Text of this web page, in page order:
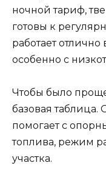
ночной тариф,
готовы к
работает
особенно с
Чтобы было
базовая таблица.
помогает с
топлива, режим
участка.